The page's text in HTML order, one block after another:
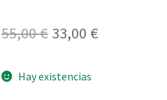
55,00€ El
original
33,00 €El
Hay existencias